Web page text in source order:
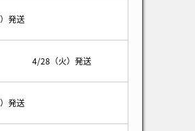
発送
4/28（火）発送
発送